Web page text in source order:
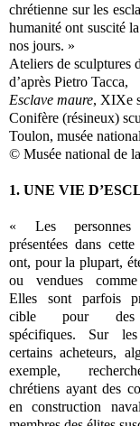
chrétienne sur les
humanité ont suscité
nos jours. »
Ateliers de sculptures
d’après Pietro Tacca,
Esclave maure, XIXe
Conifère (résineux)
Toulon, musée
© Musée national de
1. UNE VIE
« Les personnes
présentées dans
ont, pour la plupart,
ou vendues comme
Elles sont parfois
cible pour des
spécifiques. Sur les
certains acheteurs,
exemple,
chrétiens ayant des
en construction